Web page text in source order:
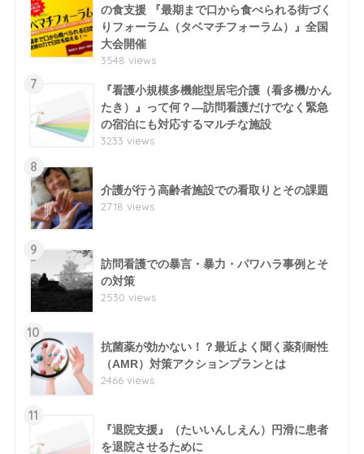
の食支援 『最期まで口から食べられる街づく
りフォーラム（タベマチフォーラム）』全国
大会開催
3548 views
7
『看護小規模多機能型居宅介護（看多機/かん
たき）』って何？―訪問看護だけでなく緊急
の宿泊にも対応するマルチな施設
3233 views
8
介護が行う高齢者施設での看取りとその課題
2718 views
9
訪問看護での暴言・暴力・パワハラ事例とそ
の対策
2530 views
10
抗菌薬が効かない！？最近よく聞く薬剤耐性
（AMR）対策アクションプランとは
2466 views
11
『退院支援』（たいいんしえん）円滑に患者
を退院させるために